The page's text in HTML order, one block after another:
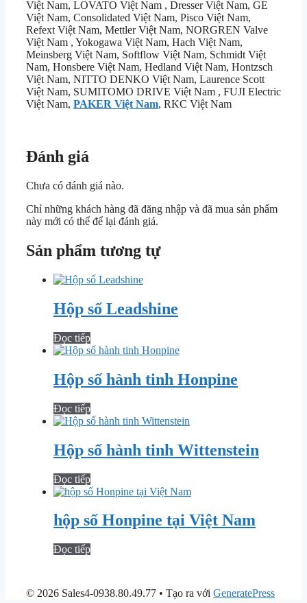
Việt Nam, LOVATO Việt Nam , Dresser Việt Nam, GE
Việt Nam, Consolidated Việt Nam, Pisco Việt Nam,
Refext Việt Nam, Mettler Việt Nam, NORGREN Valve
Việt Nam , Yokogawa Việt Nam, Hach Việt Nam,
Meinsberg Việt Nam, Softflow Việt Nam, Schmidt Việt
Nam, Honsbere Việt Nam, Hedland Việt Nam, Hontzsch
Việt Nam, NITTO DENKO Việt Nam, Laurence Scott
Việt Nam, SUMITOMO DRIVE Việt Nam , FUJI Electric
Việt Nam, PAKER Việt Nam, RKC Việt Nam
Đánh giá
Chưa có đánh giá nào.
Chỉ những khách hàng đã đăng nhập và đã mua sản phẩm
này mới có thể để lại đánh giá.
Sản phẩm tương tự
Hộp số Leadshine
Đọc tiếp
Hộp số hành tinh Honpine
Đọc tiếp
Hộp số hành tinh Wittenstein
Đọc tiếp
hộp số Honpine tại Việt Nam
Đọc tiếp
© 2026 Sales4-0938.80.49.77 • Tạo ra với GeneratePress